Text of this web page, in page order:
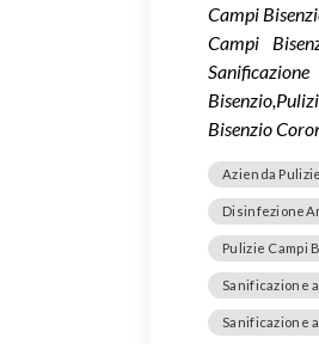
Campi
Campi
Bisenzio
Azienda
Pulizie Campi
Sanificazione
Sanificazione